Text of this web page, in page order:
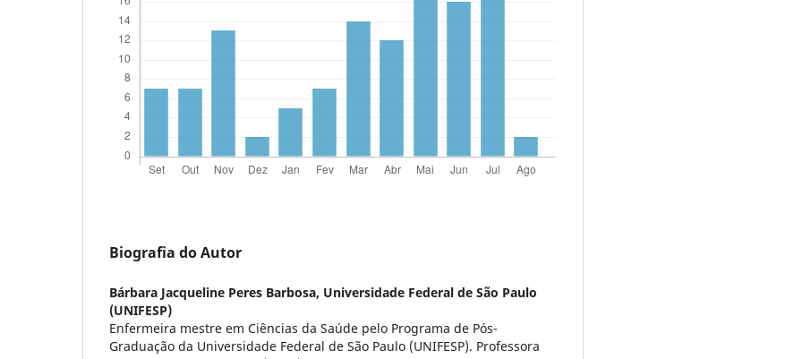
Biografia do Autor
Bárbara Jacqueline Peres Barbosa, Universidade Federal de São Paulo
(UNIFESP)
Enfermeira mestre em Ciências da Saúde pelo Programa de Pós-
Graduação da Universidade Federal de São Paulo (UNIFESP). Professora